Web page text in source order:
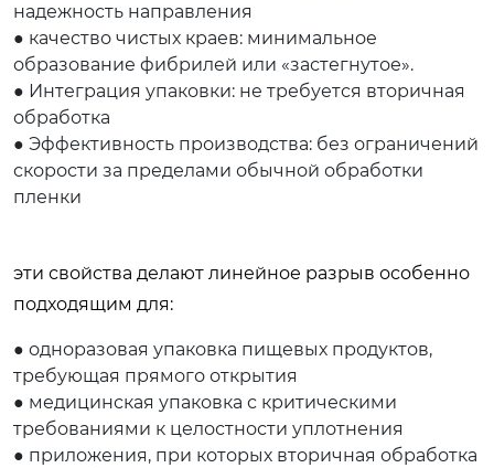
надежность направления
● качество чистых краев: минимальное
образование фибрилей или «застегнутое».
● Интеграция упаковки: не требуется вторичная
обработка
● Эффективность производства: без ограничений
скорости за пределами обычной обработки
пленки
эти свойства делают линейное разрыв особенно
подходящим для:
● одноразовая упаковка пищевых продуктов,
требующая прямого открытия
● медицинская упаковка с критическими
требованиями к целостности уплотнения
● приложения, при которых вторичная обработка